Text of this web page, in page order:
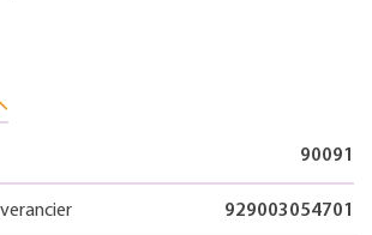
90091
929003054701